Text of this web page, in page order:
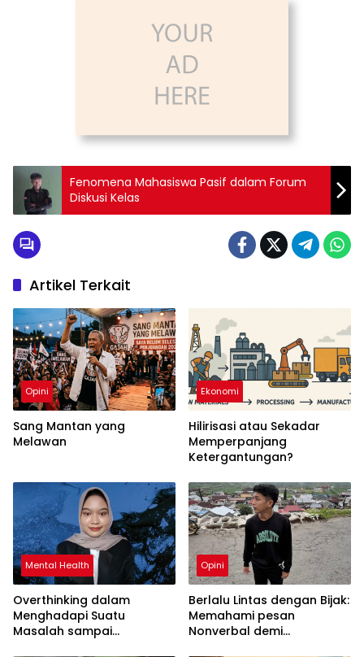
Fenomena Mahasiswa Pasif dalam Forum
Diskusi Kelas
Artikel Terkait
Opini
Sang Mantan yang
Melawan
Ekonomi
Hilirisasi atau Sekadar
Memperpanjang
Ketergantungan?
Mental Health
Overthinking dalam
Menghadapi Suatu
Masalah sampai
Opini
Berlalu Lintas dengan Bijak:
Memahami pesan
Nonverbal demi